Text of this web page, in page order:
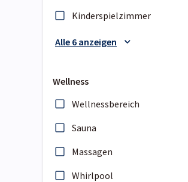
Kinderspielzimmer
Alle 6 anzeigen
Wellness
Wellnessbereich
Sauna
Massagen
Whirlpool